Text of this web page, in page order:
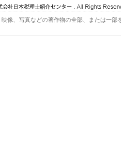
像、写真などの著作物の全部、または一